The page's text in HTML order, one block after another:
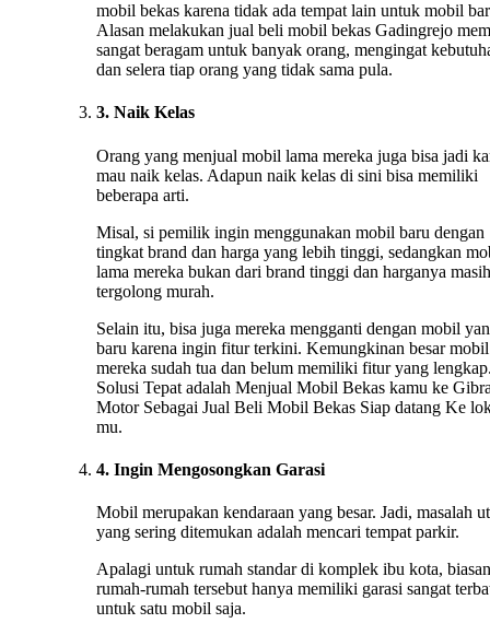
mobil bekas karena tidak ada tempat lain untuk mobil
Alasan melakukan jual beli mobil bekas Gadingrejo
sangat beragam untuk banyak orang, mengingat
dan selera tiap orang yang tidak sama pula.
3. Naik Kelas
Orang yang menjual mobil lama mereka juga bisa jadi
mau naik kelas. Adapun naik kelas di sini bisa memiliki
beberapa arti.
Misal, si pemilik ingin menggunakan mobil baru dengan
tingkat brand dan harga yang lebih tinggi, sedangkan
lama mereka bukan dari brand tinggi dan harganya masih
tergolong murah.
Selain itu, bisa juga mereka mengganti dengan mobil
baru karena ingin fitur terkini. Kemungkinan besar mobil
mereka sudah tua dan belum memiliki fitur yang
Solusi Tepat adalah Menjual Mobil Bekas kamu ke
Motor Sebagai Jual Beli Mobil Bekas Siap datang Ke
mu.
4. Ingin Mengosongkan Garasi
Mobil merupakan kendaraan yang besar. Jadi, masalah
yang sering ditemukan adalah mencari tempat parkir.
Apalagi untuk rumah standar di komplek ibu kota,
rumah-rumah tersebut hanya memiliki garasi sangat
untuk satu mobil saja.